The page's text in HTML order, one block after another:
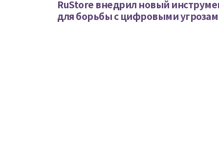
RuStore внедрил новый
для борьбы с цифровыми